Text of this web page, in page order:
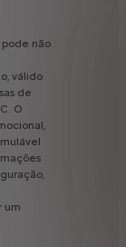
pode não
válido
de
O
um